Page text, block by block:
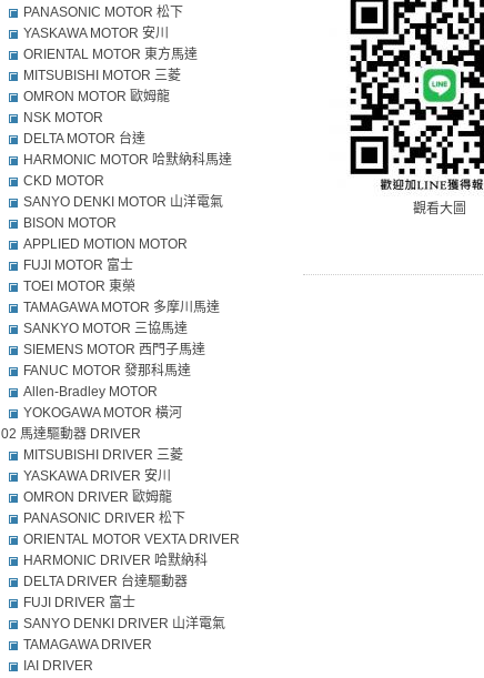
觀看大圖
PANASONIC MOTOR 松下
YASKAWA MOTOR 安川
ORIENTAL MOTOR 東方馬達
MITSUBISHI MOTOR 三菱
OMRON MOTOR 歐姆龍
NSK MOTOR
DELTA MOTOR 台達
HARMONIC MOTOR 哈默納科馬達
CKD MOTOR
SANYO DENKI MOTOR 山洋電氣
BISON MOTOR
APPLIED MOTION MOTOR
FUJI MOTOR 富士
TOEI MOTOR 東榮
TAMAGAWA MOTOR 多摩川馬達
SANKYO MOTOR 三協馬達
SIEMENS MOTOR 西門子馬達
FANUC MOTOR 發那科馬達
Allen-Bradley MOTOR
YOKOGAWA MOTOR 橫河
02 馬達驅動器 DRIVER
MITSUBISHI DRIVER 三菱
YASKAWA DRIVER 安川
OMRON DRIVER 歐姆龍
PANASONIC DRIVER 松下
ORIENTAL MOTOR VEXTA DRIVER
HARMONIC DRIVER 哈默納科
DELTA DRIVER 台達驅動器
FUJI DRIVER 富士
SANYO DENKI DRIVER 山洋電氣
TAMAGAWA DRIVER
IAI DRIVER